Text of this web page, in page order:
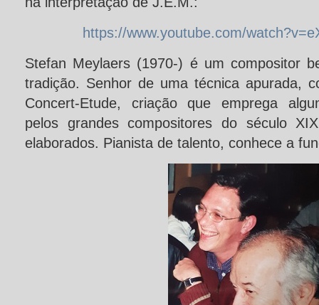
https://www.youtube.com/
Stefan Meylaers (1970-) é um compositor
tradição. Senhor de uma técnica apurada,
Concert-Etude, criação que emprega
pelos grandes compositores do século
elaborados. Pianista de talento, conhece a